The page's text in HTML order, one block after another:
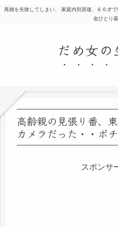
再婚を失敗してしまい、 家庭内別居後、６６才
金ひとり
だめ女の
高齢親の見張り番、
カメラだった・・ポチ
スポンサ